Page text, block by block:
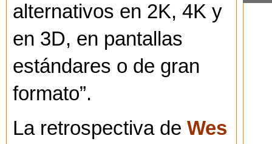
alternativos en 2K, 4K y
en 3D, en pantallas
estándares o de gran
formato”.
La retrospectiva de Wes